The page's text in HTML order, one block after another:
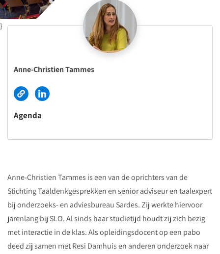
}
Anne-Christien Tammes
Agenda
Anne-Christien Tammes is een van de oprichters van de
Stichting Taaldenkgesprekken en senior adviseur en taalexpert
bij onderzoeks- en adviesbureau Sardes. Zij werkte hiervoor
jarenlang bij SLO. Al sinds haar studietijd houdt zij zich bezig
met interactie in de klas. Als opleidingsdocent op een pabo
deed zij samen met Resi Damhuis en anderen onderzoek naar